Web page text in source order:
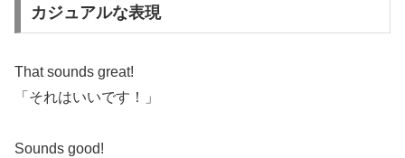
カジュアルな表現
That sounds great!
「それはいいです！」
Sounds good!